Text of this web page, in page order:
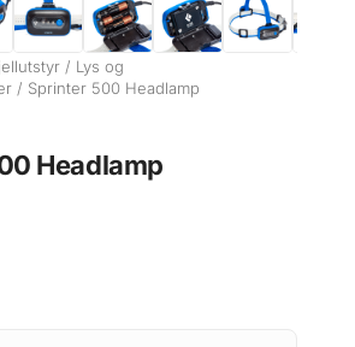
/ Lys og
/ Sprinter 500 Headlamp
Headlamp